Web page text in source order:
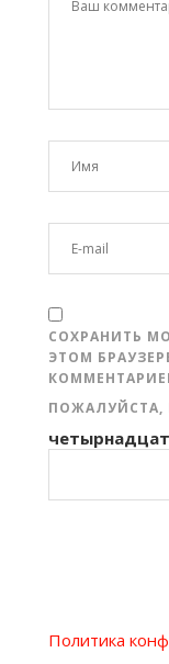
СОХРАНИТЬ
ЭТОМ
ПОЖАЛУЙСТА,
Политика